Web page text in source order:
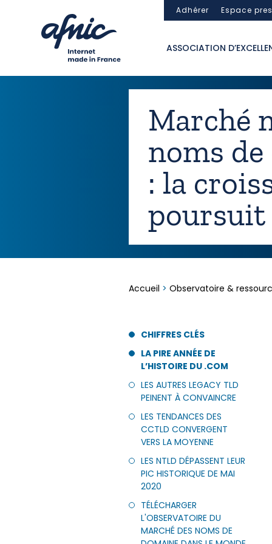
Adhérer Espace
ASSOCIATION
Marché
noms
: la
poursuit
Accueil > Observatoire &
CHIFFRES CLÉS
LA PIRE ANNÉE DE
L’HISTOIRE DU .COM
LES AUTRES LEGACY TLD
PEINENT À CONVAINCRE
LES TENDANCES DES
CCTLD CONVERGENT
VERS LA MOYENNE
LES NTLD DÉPASSENT LEUR
PIC HISTORIQUE DE MAI
2020
TÉLÉCHARGER
L'OBSERVATOIRE DU
MARCHÉ DES NOMS DE